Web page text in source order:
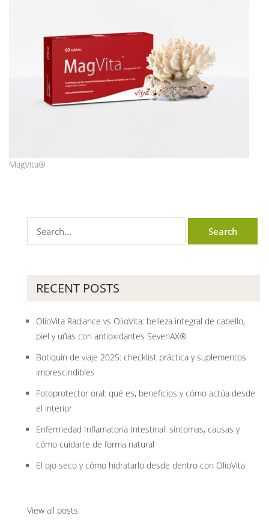
MagVita®
RECENT POSTS
OlioVita Radiance vs OlioVita: belleza integral de cabello,
piel y uñas con antioxidantes SevenAX®
Botiquín de viaje 2025: checklist práctica y suplementos
imprescindibles
Fotoprotector oral: qué es, beneficios y cómo actúa desde
el interior
Enfermedad Inflamatoria Intestinal: síntomas, causas y
cómo cuidarte de forma natural
El ojo seco y cómo hidratarlo desde dentro con OlioVita
View all posts.